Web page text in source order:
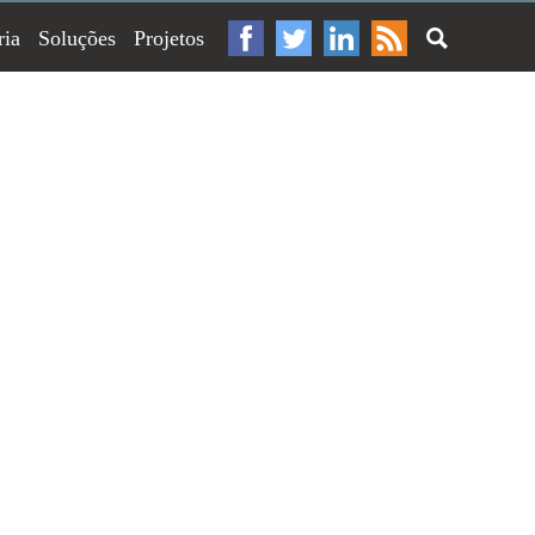
Soluções Projetos